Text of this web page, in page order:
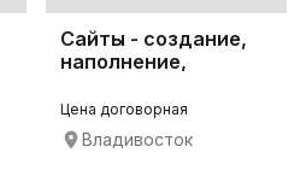
Сайты - создание,
наполнение,
Цена договорная
Владивосток